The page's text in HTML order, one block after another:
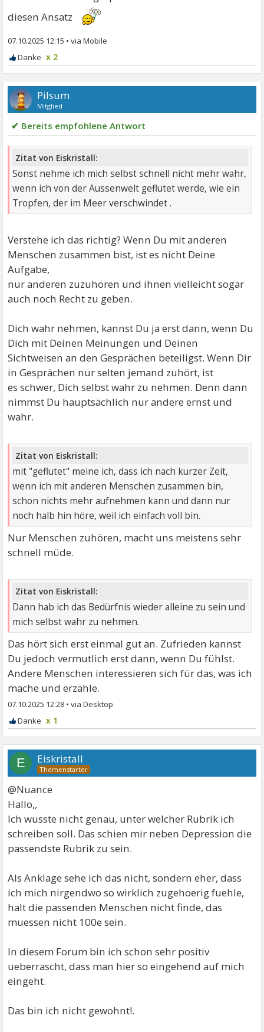
diesen Ansatz
07.10.2025 12:15 •
x 2
Pilsum
Mitglied
✔ Bereits empfohlene Antwort
Zitat von Eiskristall:
Sonst nehme ich mich selbst schnell nicht mehr wahr,
wenn ich von der Aussenwelt geflutet werde, wie ein
Tropfen, der im Meer verschwindet .
Verstehe ich das richtig? Wenn Du mit anderen
Menschen zusammen bist, ist es nicht Deine
Aufgabe,
nur anderen zuzuhören und ihnen vielleicht sogar
auch noch Recht zu geben.
Dich wahr nehmen, kannst Du ja erst dann, wenn Du
Dich mit Deinen Meinungen und Deinen
Sichtweisen an den Gesprächen beteiligst. Wenn Dir
in Gesprächen nur selten jemand zuhört, ist
es schwer, Dich selbst wahr zu nehmen. Denn dann
nimmst Du hauptsächlich nur andere ernst und
wahr.
Zitat von Eiskristall:
mit "geflutet" meine ich, dass ich nach kurzer Zeit,
wenn ich mit anderen Menschen zusammen bin,
schon nichts mehr aufnehmen kann und dann nur
noch halb hin höre, weil ich einfach voll bin.
Nur Menschen zuhören, macht uns meistens sehr
schnell müde.
Zitat von Eiskristall:
Dann hab ich das Bedürfnis wieder alleine zu sein und
mich selbst wahr zu nehmen.
Das hört sich erst einmal gut an. Zufrieden kannst
Du jedoch vermutlich erst dann, wenn Du fühlst.
Andere Menschen interessieren sich für das, was ich
mache und erzähle.
07.10.2025 12:28 •
x 1
E Eiskristall
@Nuance
Hallo,,
Ich wusste nicht genau, unter welcher Rubrik ich
schreiben soll. Das schien mir neben Depression die
passendste Rubrik zu sein.
Als Anklage sehe ich das nicht, sondern eher, dass
ich mich nirgendwo so wirklich zugehoerig fuehle,
halt die passenden Menschen nicht finde, das
muessen nicht 100e sein.
In diesem Forum bin ich schon sehr positiv
ueberrascht, dass man hier so eingehend auf mich
eingeht.
Das bin ich nicht gewohnt!.